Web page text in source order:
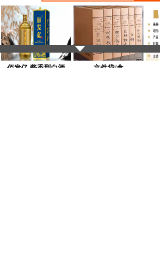
佰发亿 酱香型白酒 文件袋/盒